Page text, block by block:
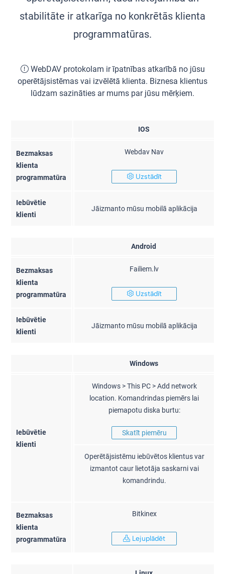
stabilitāte ir atkarīga no konkrētās klienta
programmatūras.
WebDAV protokolam ir īpatnības atkarībā no jūsu
operētājsistēmas vai izvēlētā klienta. Biznesa klientus
lūdzam sazināties ar mums par jūsu mērķiem.
IOS
Bezmaksas
klienta
programmatūra
Webdav Nav
Uzstādīt
Iebūvētie
klienti
Jāizmanto mūsu mobilā aplikācija
Android
Bezmaksas
klienta
programmatūra
Failiem.lv
Uzstādīt
Iebūvētie
klienti
Jāizmanto mūsu mobilā aplikācija
Windows
Iebūvētie
klienti
Windows > This PC > Add network
location. Komandrindas piemērs lai
piemapotu diska burtu:
Skatīt piemēru
Operētājsistēmu iebūvētos klientus var
izmantot caur lietotāja saskarni vai
komandrindu.
Bezmaksas
klienta
programmatūra
Bitkinex
Lejuplādēt